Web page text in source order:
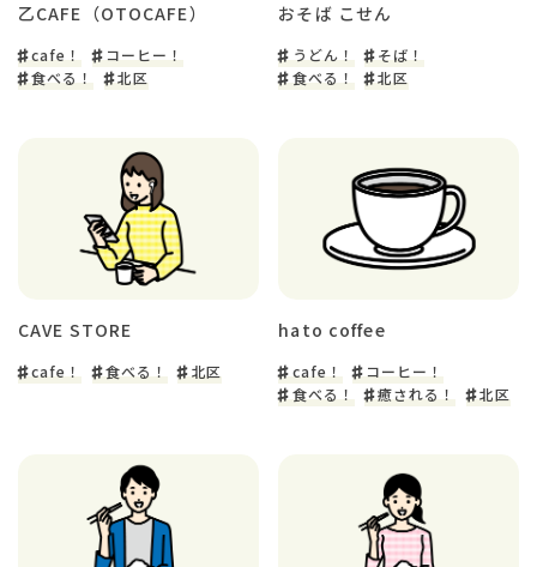
乙CAFE（OTOCAFE）
cafe！
コーヒー！
食べる！
北区
おそば こせん
うどん！
そば！
食べる！
北区
CAVE STORE
cafe！ 食べる！ 北区
hato coffee
cafe！
コーヒー！
食べる！
癒される！ 北区